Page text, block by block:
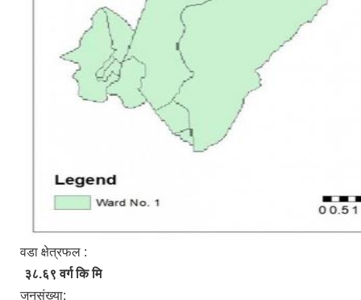
वडा क्षेत्रफल :
३८.६९ वर्ग कि मि
जनसंख्या: